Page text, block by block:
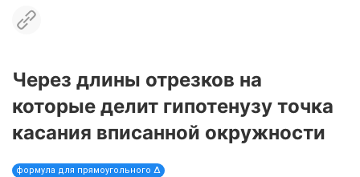
Через длины отрезков на
которые делит гипотенузу точка
касания вписанной окружности
формула для прямоугольного Δ